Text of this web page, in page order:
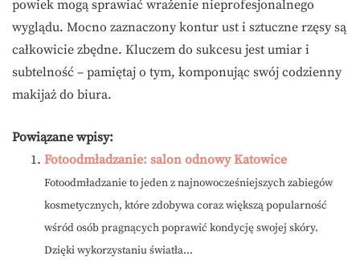
powiek mogą sprawiać wrażenie nieprofesjonalnego
wyglądu. Mocno zaznaczony kontur ust i sztuczne rzęsy są
całkowicie zbędne. Kluczem do sukcesu jest umiar i
subtelność – pamiętaj o tym, komponując swój codzienny
makijaż do biura.
Powiązane wpisy:
Fotoodmładzanie: salon odnowy Katowice
Fotoodmładzanie to jeden z najnowocześniejszych zabiegów
kosmetycznych, które zdobywa coraz większą popularność
wśród osób pragnących poprawić kondycję swojej skóry.
Dzięki wykorzystaniu światła...